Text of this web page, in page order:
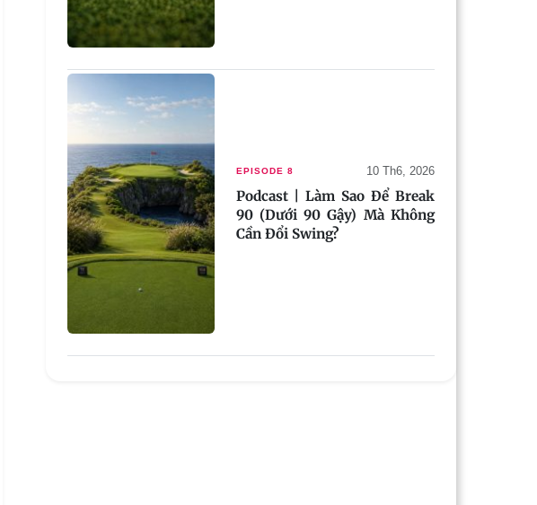
EPISODE 8 10 Th6, 2026
Podcast | Làm Sao Để Break
90 (Dưới 90 Gậy) Mà Không
Cần Đổi Swing?